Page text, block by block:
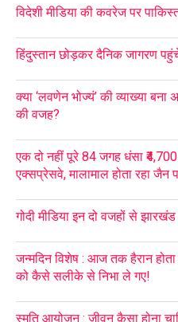
विदेशी मीडिया की कवरेज पर
हिंदुस्तान छोड़कर दैनिक जागरण
क्या ‘लवणेन भोज्यं’ की व्याख्या
की वजह?
एक दो नहीं पूरे 84 जगह धंसा
एक्सप्रेसवे, मालामाल होता रहा जैन
गोदी मीडिया इन दो वजहों से
जन्मदिन विशेष : आज तक हैरान
को कैसे सलीके से निभा ले गए!
स्मृति आयोजन : जीवन कैसा होना